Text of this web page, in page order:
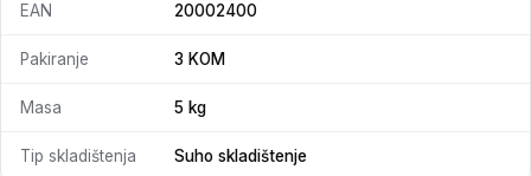
EAN 20002400
Pakiranje 3 KOM
Masa 5 kg
Tip skladištenja Suho skladištenje